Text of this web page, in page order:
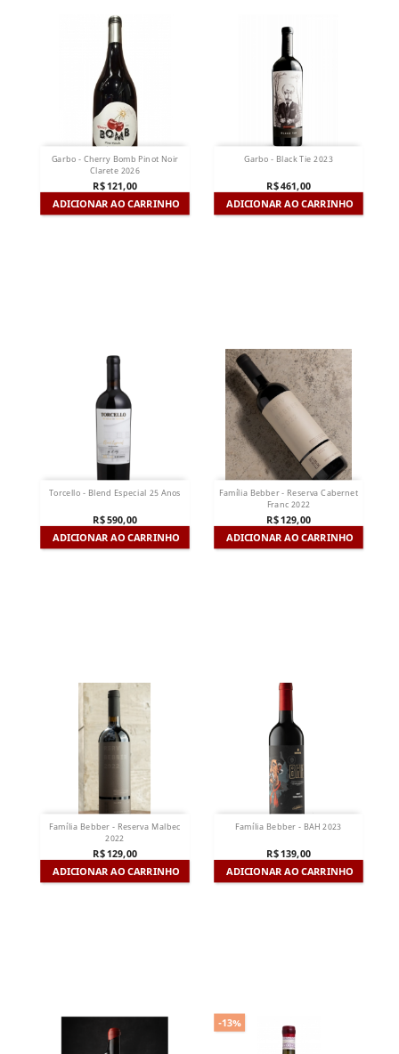
Garbo - Cherry Bomb Pinot Noir
Clarete 2026
R$ 121,00
ADICIONAR AO CARRINHO
Garbo - Black Tie 2023
R$ 461,00
ADICIONAR AO CARRINHO
Torcello - Blend Especial 25 Anos
R$ 590,00
ADICIONAR AO CARRINHO
Família Bebber - Reserva Cabernet
Franc 2022
R$ 129,00
ADICIONAR AO CARRINHO
Família Bebber - Reserva Malbec
2022
R$ 129,00
ADICIONAR AO CARRINHO
Família Bebber - BAH 2023
R$ 139,00
ADICIONAR AO CARRINHO
-13%